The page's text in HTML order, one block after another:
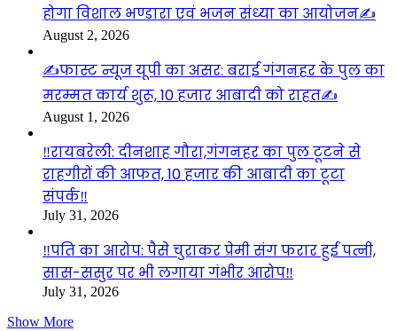
होगा विशाल भण्डारा एवं भजन संध्या का आयोजन✍️
August 2, 2026
✍️फास्ट न्यूज यूपी का असर: बराई गंगनहर के पुल का
मरम्मत कार्य शुरू, 10 हजार आबादी को राहत✍️
August 1, 2026
‼️रायबरेली: दीनशाह गौरा,गंगनहर का पुल टूटने से
राहगीरों की आफत, 10 हजार की आबादी का टूटा
संपर्क‼️
July 31, 2026
‼️पति का आरोप: पैसे चुराकर प्रेमी संग फरार हुई पत्नी,
सास-ससुर पर भी लगाया गंभीर आरोप‼️
July 31, 2026
Show More